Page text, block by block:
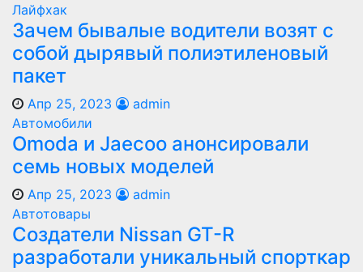
Лайфхак
Зачем бывалые водители возят с
собой дырявый полиэтиленовый
пакет
Апр 25, 2023
admin
Автомобили
Оmoda и Jaecoo анонсировали
семь новых моделей
Апр 25, 2023
admin
Автотовары
Создатели Nissan GT-R
разработали уникальный спорткар